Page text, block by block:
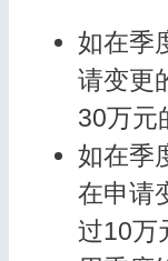
如在季
请变更
30万元
如在季
在申请
过10万